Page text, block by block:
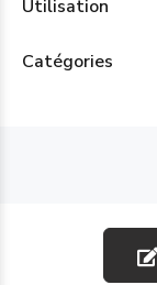
Utilisation
Catégories